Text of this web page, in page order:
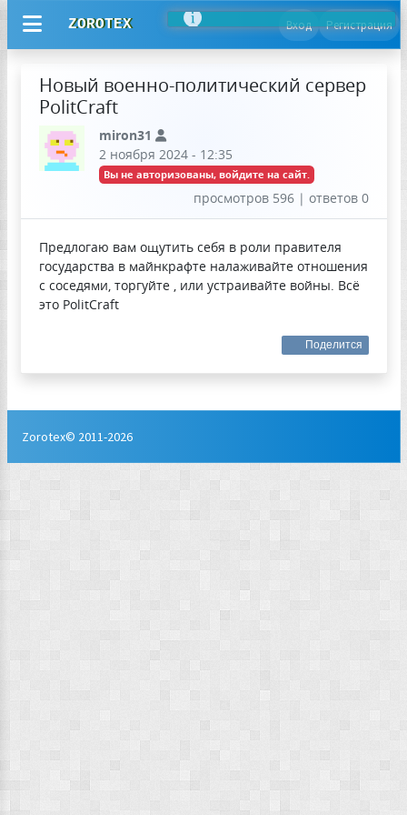
ZOROTEX Вход Регистрация
Новый военно-политический сервер
PolitCraft
miron31
2 ноября 2024 - 12:35
Вы не авторизованы, войдите на сайт.
просмотров 596 | ответов 0
Предлогаю вам ощутить себя в роли правителя
государства в майнкрафте налаживайте отношения
с соседями, торгуйте , или устраивайте войны. Всё
это PolitCraft
Поделится
Zorotex© 2011-2026